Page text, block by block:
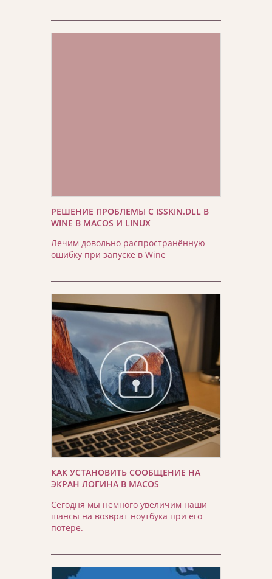
РЕШЕНИЕ ПРОБЛЕМЫ С ISSKIN.DLL В
WINE В MACOS И LINUX
Лечим довольно распространённую
ошибку при запуске в Wine
КАК УСТАНОВИТЬ СООБЩЕНИЕ НА
ЭКРАН ЛОГИНА В MACOS
Сегодня мы немного увеличим наши
шансы на возврат ноутбука при его
потере.